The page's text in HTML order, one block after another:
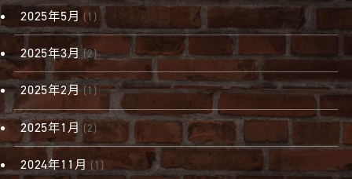
2025年5月(1)
2025年3月 (2)
2025年2月(1)
2025年1月 (2)
2024年11月 (1)